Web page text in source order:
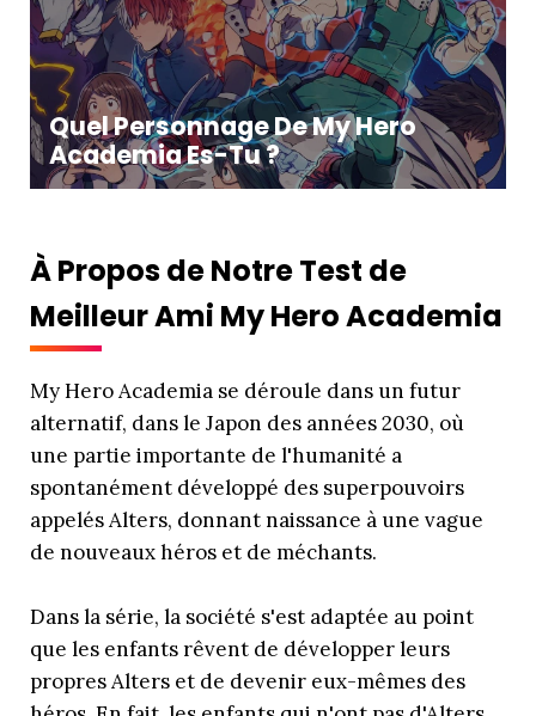
Quel Personnage De My Hero
Academia Es-Tu ?
À Propos de Notre Test de
Meilleur Ami My Hero Academia
My Hero Academia se déroule dans un futur
alternatif, dans le Japon des années 2030, où
une partie importante de l'humanité a
spontanément développé des superpouvoirs
appelés Alters, donnant naissance à une vague
de nouveaux héros et de méchants.
Dans la série, la société s'est adaptée au point
que les enfants rêvent de développer leurs
propres Alters et de devenir eux-mêmes des